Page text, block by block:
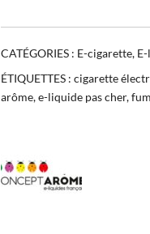
CATÉGORIES : E-cigarette,
ÉTIQUETTES : cigarette
arôme,e-liquide pas cher,